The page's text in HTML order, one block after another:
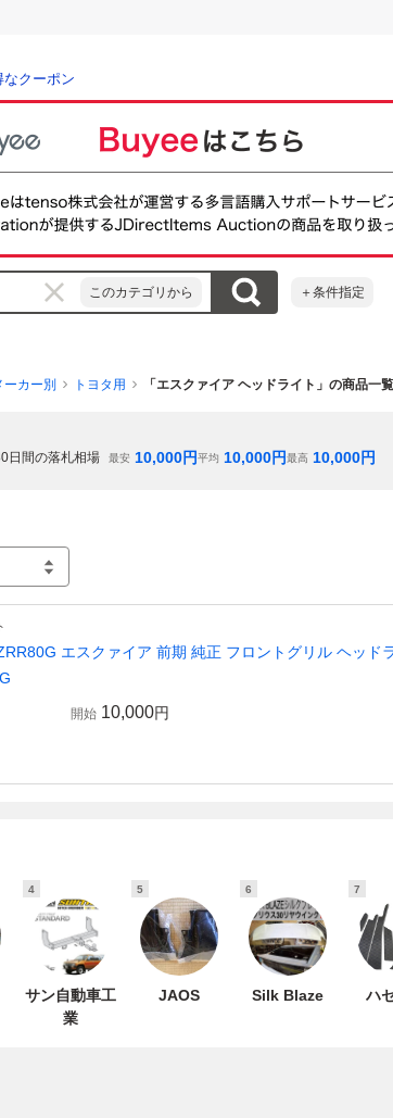
クーポン
このカテゴリから ＋条件指定
ーカー別 トヨタ用 「エスクァイア ヘッドライト」の商品一覧
日間の落札相場 最安 10,000円平均 10,000円最高 10,000円
エスクァイア 前期 純正 フロントグリル ヘッド
開始 10,000円
4
サン自動車工
業
5
JAOS
6
Silk Blaze
7
ハ